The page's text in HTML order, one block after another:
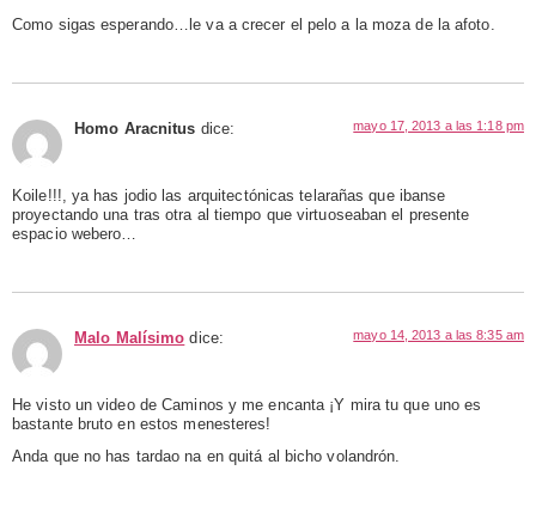
Como sigas esperando…le va a crecer el pelo a la moza de la afoto.
Homo Aracnitus dice: mayo 17, 2013 a las 1:18 pm
Koile!!!, ya has jodio las arquitectónicas telarañas que ibanse
proyectando una tras otra al tiempo que virtuoseaban el presente
espacio webero…
Malo Malísimo dice: mayo 14, 2013 a las 8:35 am
He visto un video de Caminos y me encanta ¡Y mira tu que uno es
bastante bruto en estos menesteres!
Anda que no has tardao na en quitá al bicho volandrón.